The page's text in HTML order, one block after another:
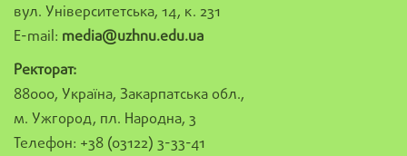
вул. Університетська, 14, к. 231
E-mail: media@uzhnu.edu.ua
Ректорат:
88000, Україна, Закарпатська обл.,
м. Ужгород, пл. Народна, 3
Телефон: +38 (03122) 3-33-41